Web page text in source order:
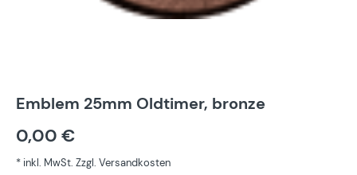
Emblem 25mm Oldtimer, bronze
0,00 €
* inkl. MwSt. Zzgl. Versandkosten